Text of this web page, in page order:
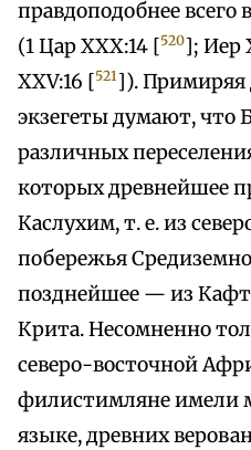
правдоподобнее всего
(1 Цар XXX:14 [520]; Иер
XXV:16 [521]). Примиряя
экзегеты думают, что
различных
которых древнейшее
Каслухим, т. е. из
побережья
позднейшее — из
Крита. Несомненно
северо-восточной
филистимляне имели
языке, древних